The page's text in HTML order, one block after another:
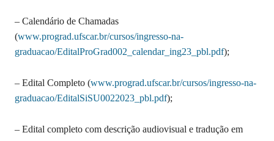
– Calendário de Chamadas
(www.prograd.ufscar.br/cursos/ingresso-na-
graduacao/EditalProGrad002_calendar_ing23_pbl.pdf);
– Edital Completo (www.prograd.ufscar.br/cursos/ingresso-na-
graduacao/EditalSiSU0022023_pbl.pdf);
– Edital completo com descrição audiovisual e tradução em